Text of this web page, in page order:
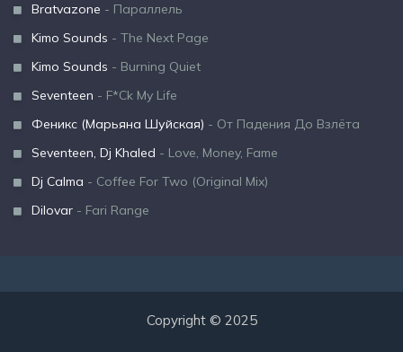
Bratvazone - Параллель
Kimo Sounds - The Next Page
Kimo Sounds - Burning Quiet
Seventeen - F*Ck My Life
Феникс (Марьяна Шуйская) - От Падения До Взлёта
Seventeen, Dj Khaled - Love, Money, Fame
Dj Calma - Coffee For Two (Original Mix)
Dilovar - Fari Range
Copyright © 2025